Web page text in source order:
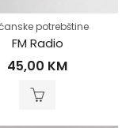
potrebštine
FM Radio
45,00 KM